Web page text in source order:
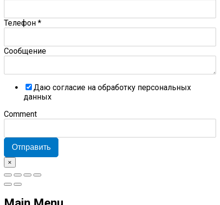
Телефон *
Сообщение
Даю согласие на обработку персональных
данных
Comment
Отправить
×